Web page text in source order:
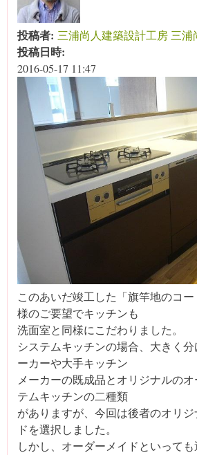
投稿者: 三浦尚人建築設計工房 三浦
投稿日時:
2016-05-17 11:47
このあいだ竣工した「旗竿地のコ
様のご要望でキッチンも
洗面室と同様にこだわりました。
システムキッチンの場合、大きく
ーカーや大手キッチン
メーカーの既成品とオリジナルの
テムキッチンの二種類
がありますが、今回は後者のオリ
ドを選択しました。
しかし、オーダーメイドといって